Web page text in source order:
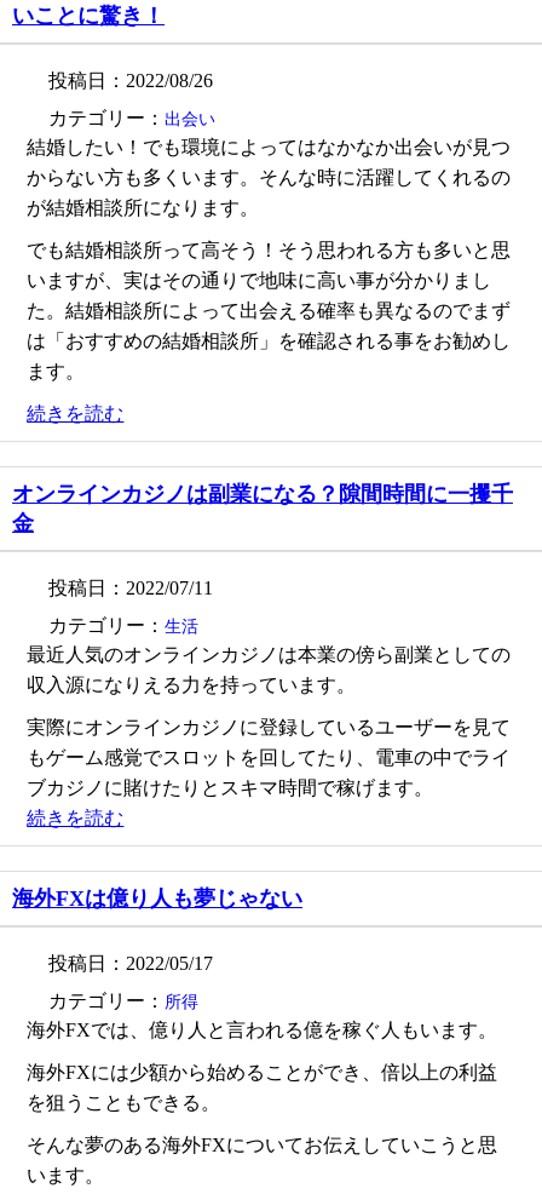
いことに驚き！
投稿日：2022/08/26
カテゴリー： 出会い
結婚したい！でも環境によってはなかなか出会いが見つ
からない方も多くいます。そんな時に活躍してくれるの
が結婚相談所になります。
でも結婚相談所って高そう！そう思われる方も多いと思
いますが、実はその通りで地味に高い事が分かりまし
た。結婚相談所によって出会える確率も異なるのでまず
は「おすすめの結婚相談所」を確認される事をお勧めし
ます。
続きを読む
オンラインカジノは副業になる？隙間時間に一攫千
金
投稿日：2022/07/11
カテゴリー： 生活
最近人気のオンラインカジノは本業の傍ら副業としての
収入源になりえる力を持っています。
実際にオンラインカジノに登録しているユーザーを見て
もゲーム感覚でスロットを回してたり、電車の中でライ
ブカジノに賭けたりとスキマ時間で稼げます。
続きを読む
海外FXは億り人も夢じゃない
投稿日：2022/05/17
カテゴリー： 所得
海外FXでは、億り人と言われる億を稼ぐ人もいます。
海外FXには少額から始めることができ、倍以上の利益
を狙うこともできる。
そんな夢のある海外FXについてお伝えしていこうと思
います。